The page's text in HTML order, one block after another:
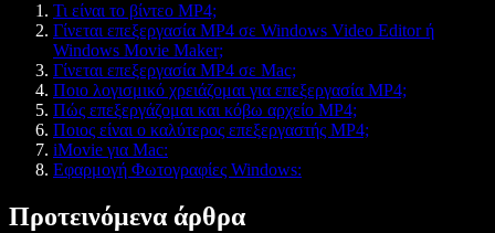
Τι είναι το βίντεο MP4;
Γίνεται επεξεργασία MP4 σε Windows Video Editor ή
Windows Movie Maker;
Γίνεται επεξεργασία MP4 σε Mac;
Ποιο λογισμικό χρειάζομαι για επεξεργασία MP4;
Πώς επεξεργάζομαι και κόβω αρχείο MP4;
Ποιος είναι ο καλύτερος επεξεργαστής MP4;
iMovie για Mac:
Εφαρμογή Φωτογραφίες Windows:
Προτεινόμενα άρθρα